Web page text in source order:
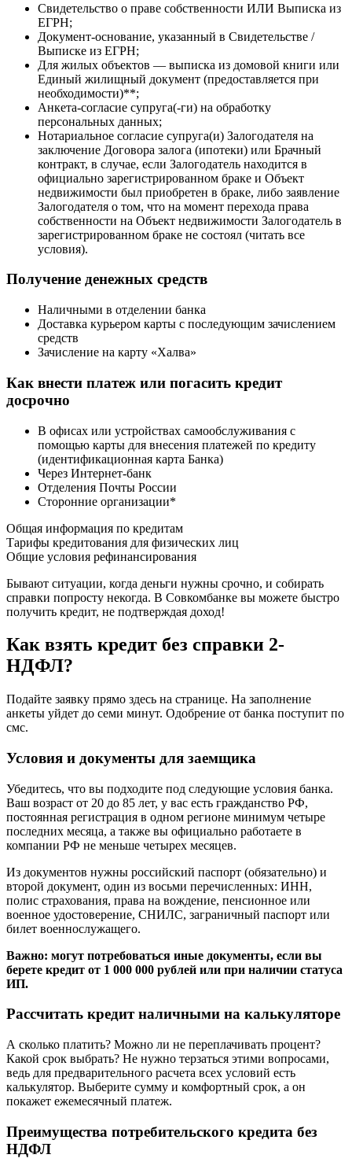
Свидетельство о праве собственности ИЛИ Выписка из
ЕГРН;
Документ-основание, указанный в Свидетельстве /
Выписке из ЕГРН;
Для жилых объектов — выписка из домовой книги или
Единый жилищный документ (предоставляется при
необходимости)**;
Анкета-согласие супруга(-ги) на обработку
персональных данных;
Нотариальное согласие супруга(и) Залогодателя на
заключение Договора залога (ипотеки) или Брачный
контракт, в случае, если Залогодатель находится в
официально зарегистрированном браке и Объект
недвижимости был приобретен в браке, либо заявление
Залогодателя о том, что на момент перехода права
собственности на Объект недвижимости Залогодатель в
зарегистрированном браке не состоял (читать все
условия).
Получение денежных средств
Наличными в отделении банка
Доставка курьером карты с последующим зачислением
средств
Зачисление на карту «Халва»
Как внести платеж или погасить кредит
досрочно
В офисах или устройствах самообслуживания с
помощью карты для внесения платежей по кредиту
(идентификационная карта Банка)
Через Интернет-банк
Отделения Почты России
Сторонние организации*
Общая информация по кредитам
Тарифы кредитования для физических лиц
Общие условия рефинансирования
Бывают ситуации, когда деньги нужны срочно, и собирать
справки попросту некогда. В Совкомбанке вы можете быстро
получить кредит, не подтверждая доход!
Как взять кредит без справки 2-
НДФЛ?
Подайте заявку прямо здесь на странице. На заполнение
анкеты уйдет до семи минут. Одобрение от банка поступит по
смс.
Условия и документы для заемщика
Убедитесь, что вы подходите под следующие условия банка.
Ваш возраст от 20 до 85 лет, у вас есть гражданство РФ,
постоянная регистрация в одном регионе минимум четыре
последних месяца, а также вы официально работаете в
компании РФ не меньше четырех месяцев.
Из документов нужны российский паспорт (обязательно) и
второй документ, один из восьми перечисленных: ИНН,
полис страхования, права на вождение, пенсионное или
военное удостоверение, СНИЛС, заграничный паспорт или
билет военнослужащего.
Важно: могут потребоваться иные документы, если вы
берете кредит от 1 000 000 рублей или при наличии статуса
ИП.
Рассчитать кредит наличными на калькуляторе
А сколько платить? Можно ли не переплачивать процент?
Какой срок выбрать? Не нужно терзаться этими вопросами,
ведь для предварительного расчета всех условий есть
калькулятор. Выберите сумму и комфортный срок, а он
покажет ежемесячный платеж.
Преимущества потребительского кредита без
НДФЛ